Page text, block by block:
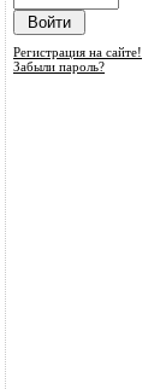
Регистрация на сайте!
Забыли пароль?